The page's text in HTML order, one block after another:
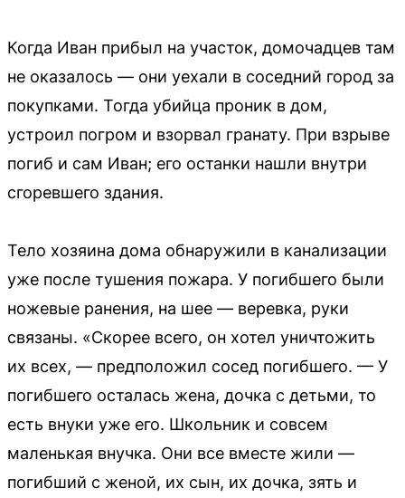
Когда Иван прибыл на участок, домочадцев там
не оказалось — они уехали в соседний город за
покупками. Тогда убийца проник в дом,
устроил погром и взорвал гранату. При взрыве
погиб и сам Иван; его останки нашли внутри
сгоревшего здания.
Тело хозяина дома обнаружили в канализации
уже после тушения пожара. У погибшего были
ножевые ранения, на шее — веревка, руки
связаны. «Скорее всего, он хотел уничтожить
их всех, — предположил сосед погибшего. — У
погибшего осталась жена, дочка с детьми, то
есть внуки уже его. Школьник и совсем
маленькая внучка. Они все вместе жили —
погибший с женой, их сын, их дочка, зять и